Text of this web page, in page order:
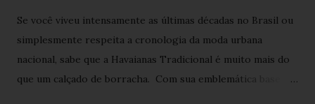
Se você viveu intensamente as últimas décadas no Brasil ou
simplesmente respeita a cronologia da moda urbana
nacional, sabe que a Havaianas Tradicional é muito mais do
que um calçado de borracha. Com sua emblemática base